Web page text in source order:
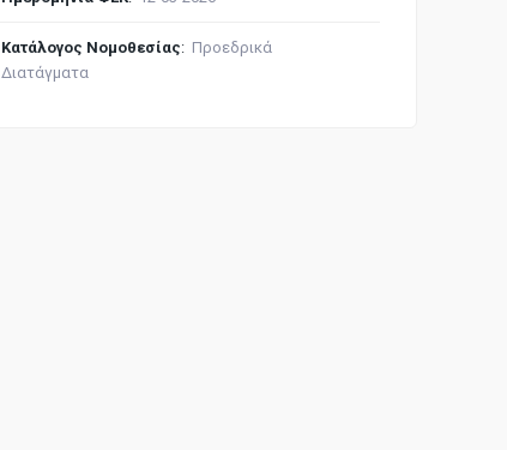
Κατάλογος Νομοθεσίας: Προεδρικά
Διατάγματα